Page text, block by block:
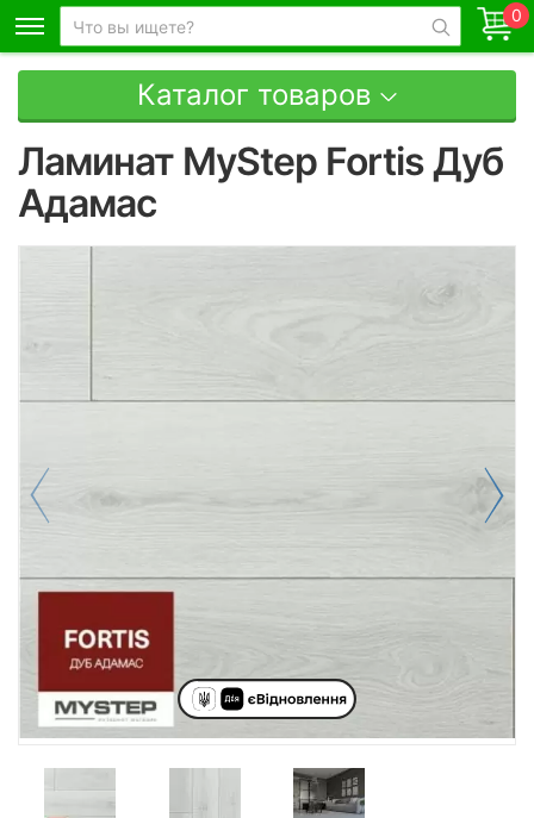
0
Каталог товаров
Ламинат MyStep Fortis Дуб
Адамас